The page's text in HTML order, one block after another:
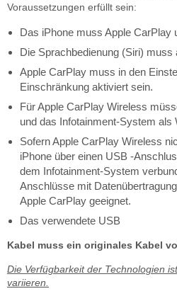
Voraussetzungen erfüllt sein:
Das iPhone muss Apple CarPlay
Die Sprachbedienung (Siri)
Apple CarPlay muss in den
Einschränkung aktiviert sein.
Für Apple CarPlay Wireless
und das Infotainment-System
Sofern Apple CarPlay Wireless
iPhone über einen USB -
dem Infotainment-System
Anschlüsse mit
Apple CarPlay geeignet.
Das verwendete USB
Kabel muss ein originales Kabel
Die Verfügbarkeit der Technologien
variieren.